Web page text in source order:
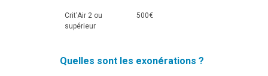
Crit'Air 2 ou
supérieur
500€
Quelles sont les exonérations ?